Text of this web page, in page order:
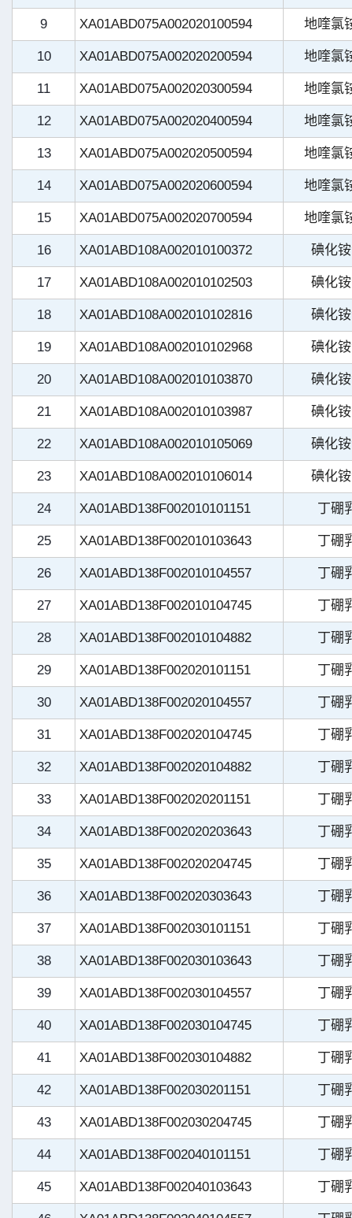
9 XA01ABD075A002020100594 地喹氯
10 XA01ABD075A002020200594 地喹氯
11 XA01ABD075A002020300594 地喹氯
12 XA01ABD075A002020400594 地喹氯
13 XA01ABD075A002020500594 地喹氯
14 XA01ABD075A002020600594 地喹氯
15 XA01ABD075A002020700594 地喹氯
16 XA01ABD108A002010100372 碘化
17 XA01ABD108A002010102503 碘化
18 XA01ABD108A002010102816 碘化
19 XA01ABD108A002010102968 碘化
20 XA01ABD108A002010103870 碘化
21 XA01ABD108A002010103987 碘化
22 XA01ABD108A002010105069 碘化
23 XA01ABD108A002010106014 碘化
24 XA01ABD138F002010101151 丁硼
25 XA01ABD138F002010103643 丁硼
26 XA01ABD138F002010104557 丁硼
27 XA01ABD138F002010104745 丁硼
28 XA01ABD138F002010104882 丁硼
29 XA01ABD138F002020101151 丁硼
30 XA01ABD138F002020104557 丁硼
31 XA01ABD138F002020104745 丁硼
32 XA01ABD138F002020104882 丁硼
33 XA01ABD138F002020201151 丁硼
34 XA01ABD138F002020203643 丁硼
35 XA01ABD138F002020204745 丁硼
36 XA01ABD138F002020303643 丁硼
37 XA01ABD138F002030101151 丁硼
38 XA01ABD138F002030103643 丁硼
39 XA01ABD138F002030104557 丁硼
40 XA01ABD138F002030104745 丁硼
41 XA01ABD138F002030104882 丁硼
42 XA01ABD138F002030201151 丁硼
43 XA01ABD138F002030204745 丁硼
44 XA01ABD138F002040101151 丁硼
45 XA01ABD138F002040103643 丁硼